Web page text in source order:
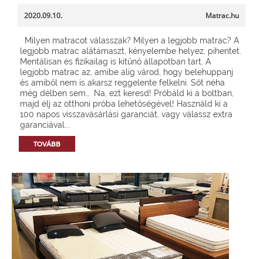
2020.09.10. Matrac.hu
Milyen matracot válasszak? Milyen a legjobb matrac? A
legjobb matrac alátámaszt, kényelembe helyez, pihentet.
Mentálisan és fizikailag is kitűnő állapotban tart. A
legjobb matrac az, amibe alig várod, hogy belehuppanj
és amiből nem is akarsz reggelente felkelni. Sőt néha
még délben sem… Na, ezt keresd! Próbáld ki a boltban,
majd élj az otthoni próba lehetőségével! Használd ki a
100 napos visszavásárlási garanciát, vagy válassz extra
garanciával...
TOVÁBB